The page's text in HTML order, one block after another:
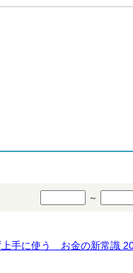
～
上手に使う お金の新常識